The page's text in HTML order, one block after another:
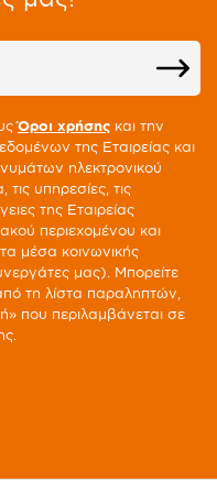
Όροι χρήσης και την
της Εταιρείας και
ηλεκτρονικού
υπηρεσίες, τις
της Εταιρείας
περιεχομένου και
μέσα κοινωνικής
μας). Μπορείτε
τη λίστα παραληπτών,
που περιλαμβάνεται σε